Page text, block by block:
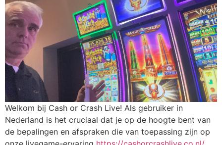
Welkom bij Cash or Crash Live! Als gebruiker in
Nederland is het cruciaal dat je op de hoogte bent van
de bepalingen en afspraken die van toepassing zijn op